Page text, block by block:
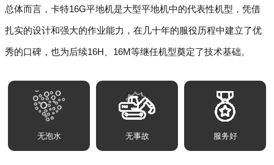
总体而言，卡特16G平地机是大型平地机中的代表性机型，凭借
扎实的设计和强大的作业能力，在几十年的服役历程中建立了优
秀的口碑，也为后续16H、16M等继任机型奠定了技术基础。
无泡水 无事故 服务好